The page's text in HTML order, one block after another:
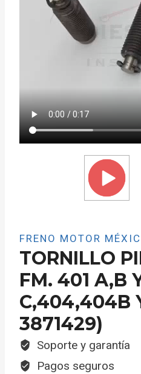
FRENO MOTOR
TORNILLO
FM. 401 A,B
C,404,404B
3871429)
Soporte y garantía
Pagos seguros